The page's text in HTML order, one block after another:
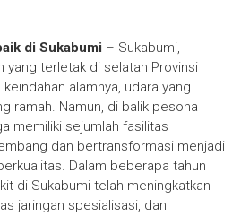
di Sukabumi – Sukabumi,
yang terletak di selatan Provinsi
alamnya, udara yang
ramah. Namun, di balik pesona
memiliki sejumlah fasilitas
dan bertransformasi menjadi
Dalam beberapa tahun
di Sukabumi telah meningkatkan
jaringan spesialisasi, dan